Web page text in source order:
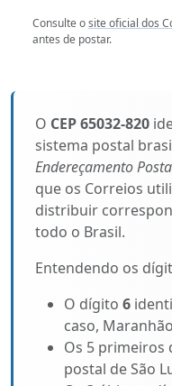
Consulte osite oficial dos
antes de postar.
O CEP 65032-820
sistema postal
Endereçamento
que os Correios
distribuir
todo o Brasil.
Entendendo os
O dígito 6
caso,
Os 5 primeiros
postal de São